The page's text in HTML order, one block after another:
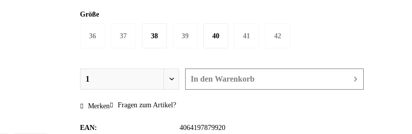
Größe
36 37 38 39 40 41 42
In den Warenkorb
Merken Fragen zum Artikel?
EAN:
4064197879920